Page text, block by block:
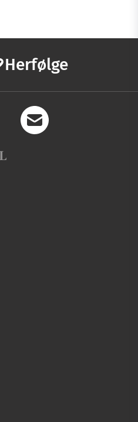
Herfølge